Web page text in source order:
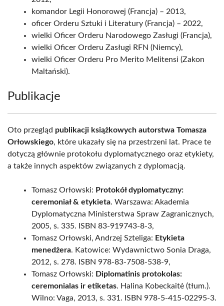
komandor Legii Honorowej (Francja) – 2013,
oficer Orderu Sztuki i Literatury (Francja) – 2022,
wielki Oficer Orderu Narodowego Zasługi (Francja),
wielki Oficer Orderu Zasługi RFN (Niemcy),
wielki Oficer Orderu Pro Merito Melitensi (Zakon
Maltański).
Publikacje
Oto przegląd publikacji książkowych autorstwa Tomasza
Orłowskiego, które ukazały się na przestrzeni lat. Prace te
dotyczą głównie protokołu dyplomatycznego oraz etykiety,
a także innych aspektów związanych z dyplomacją.
Tomasz Orłowski: Protokół dyplomatyczny:
ceremoniał & etykieta. Warszawa: Akademia
Dyplomatyczna Ministerstwa Spraw Zagranicznych,
2005, s. 335. ISBN 83-919743-8-3,
Tomasz Orłowski, Andrzej Szteliga: Etykieta
menedżera. Katowice: Wydawnictwo Sonia Draga,
2012, s. 278. ISBN 978-83-7508-538-9,
Tomasz Orłowski: Diplomatinis protokolas:
ceremonialas ir etiketas. Halina Kobeckaitė (tłum.).
Wilno: Vaga, 2013, s. 331. ISBN 978-5-415-02295-3.